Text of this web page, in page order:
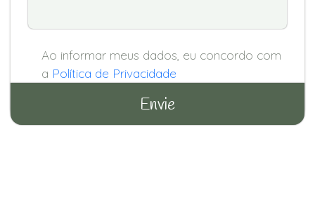
Ao informar meus dados, eu concordo com
a Política de Privacidade